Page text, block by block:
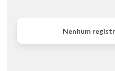
Nenhum